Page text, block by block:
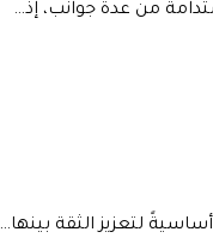
من عدة جوانب، إذ…
لتعزيز الثقة بينها…